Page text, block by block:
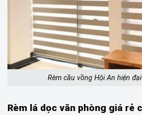
Rèm cầu vồng Hội An hiện
Rèm lá dọc văn phòng giá rẻ